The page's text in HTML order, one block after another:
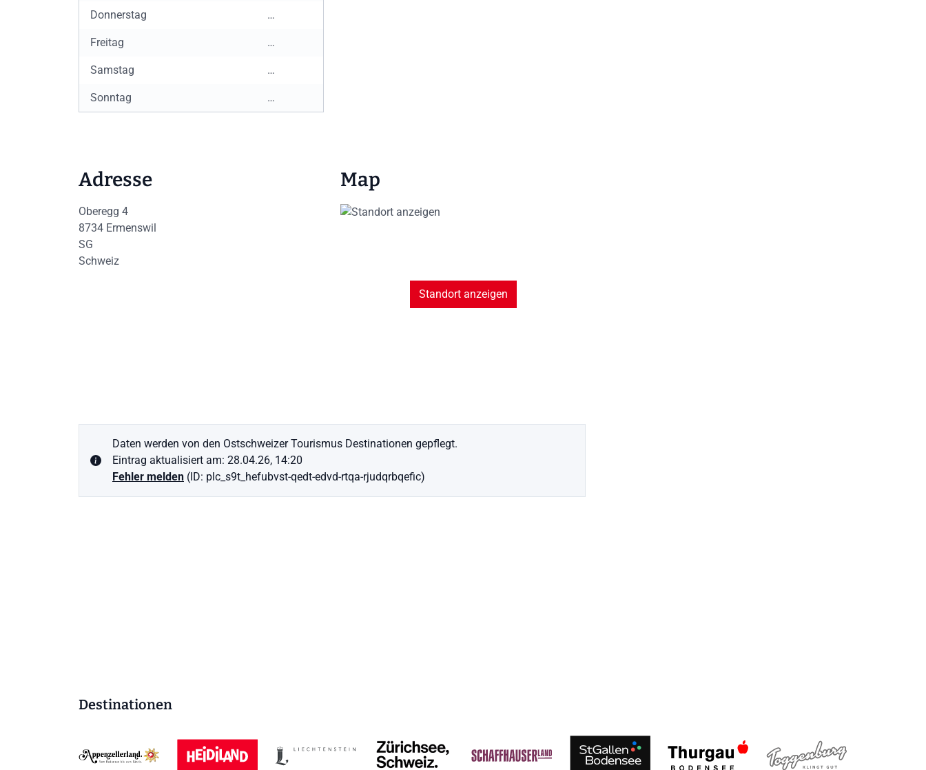
Donnerstag …
Freitag …
Samstag …
Sonntag …
Adresse
Oberegg 4
8734 Ermenswil
SG
Schweiz
Map
Standort anzeigen
Daten werden von den Ostschweizer Tourismus Destinationen gepflegt.
Eintrag aktualisiert am: 28.04.26, 14:20
Fehler melden (ID: plc_s9t_hefubvst-qedt-edvd-rtqa-rjudqrbqefic)
Destinationen